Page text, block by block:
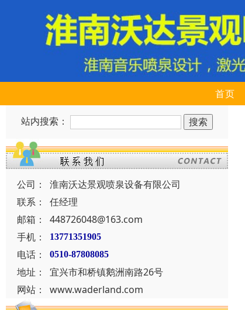
首页
站内搜索：
公司：
淮南沃达景观喷泉设备有限公司
联系：
任经理
邮箱：
448726048@163.com
手机：
13771351905
电话： 0510-87808085
地址：
宜兴市和桥镇鹅洲南路26号
网站：
www.waderland.com